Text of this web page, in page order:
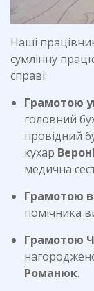
Наші
сумлінну
справі:
Грамотою
головний
провідний
кухар
медична
Грамотою
помічника
Грамотою
Романюк.